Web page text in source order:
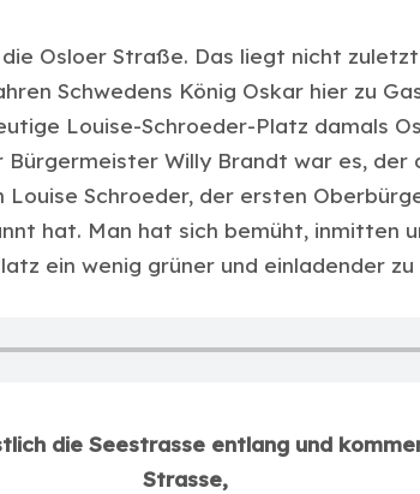
Osloer Straße. Das liegt nicht
Schwedens König Oskar hier zu
Louise-Schroeder-Platz damals
Bürgermeister Willy Brandt war es, der
Louise Schroeder, der ersten
hat. Man hat sich bemüht, inmitten
ein wenig grüner und einladender
die Seestrasse entlang und
Strasse,